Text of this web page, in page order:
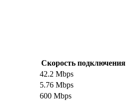
Скорость подключения
42.2 Mbps
5.76 Mbps
600 Mbps